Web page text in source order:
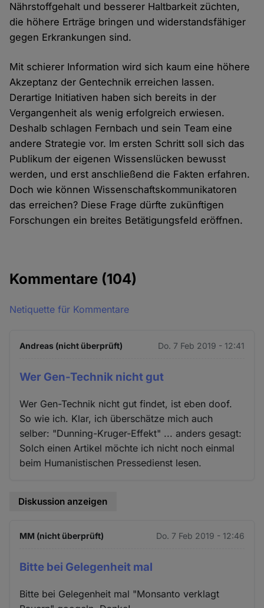
Nährstoffgehalt und besserer Haltbarkeit züchten,
die höhere Erträge bringen und widerstandsfähiger
gegen Erkrankungen sind.
Mit schierer Information wird sich kaum eine höhere
Akzeptanz der Gentechnik erreichen lassen.
Derartige Initiativen haben sich bereits in der
Vergangenheit als wenig erfolgreich erwiesen.
Deshalb schlagen Fernbach und sein Team eine
andere Strategie vor. Im ersten Schritt soll sich das
Publikum der eigenen Wissenslücken bewusst
werden, und erst anschließend die Fakten erfahren.
Doch wie können Wissenschaftskommunikatoren
das erreichen? Diese Frage dürfte zukünftigen
Forschungen ein breites Betätigungsfeld eröffnen.
Kommentare (104)
Netiquette für Kommentare
Andreas (nicht überprüft) Do. 7 Feb 2019 - 12:41
Wer Gen-Technik nicht gut
Wer Gen-Technik nicht gut findet, ist eben doof.
So wie ich. Klar, ich überschätze mich auch
selber: "Dunning-Kruger-Effekt" ... anders gesagt:
Solch einen Artikel möchte ich nicht noch einmal
beim Humanistischen Pressedienst lesen.
Diskussion anzeigen
MM (nicht überprüft) Do. 7 Feb 2019 - 12:46
Bitte bei Gelegenheit mal
Bitte bei Gelegenheit mal "Monsanto verklagt